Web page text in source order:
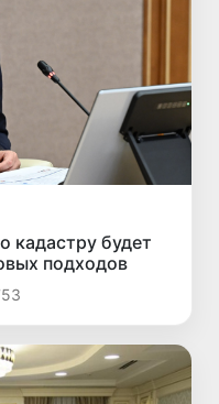
кадастру будет
подходов